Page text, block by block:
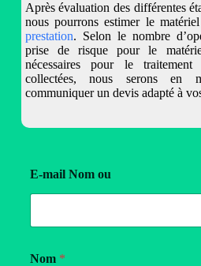
Après évaluation des différentes
nous pourrons estimer le
prestation. Selon le nombre
prise de risque pour le
nécessaires pour le traitement
collectées, nous serons en
communiquer un devis adapté à
E-mail Nom ou
Nom *